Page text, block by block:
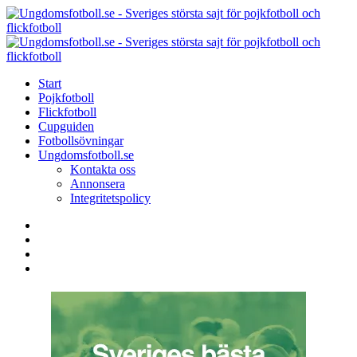
Menu
Search
Menu
Start
Pojkfotboll
Flickfotboll
Cupguiden
Fotbollsövningar
Ungdomsfotboll.se
Kontakta oss
Annonsera
Integritetspolicy